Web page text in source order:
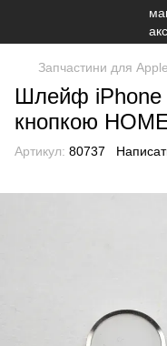
Запчастини для Apple
Шлейф iPhone
кнопкою
Артикул: 80737